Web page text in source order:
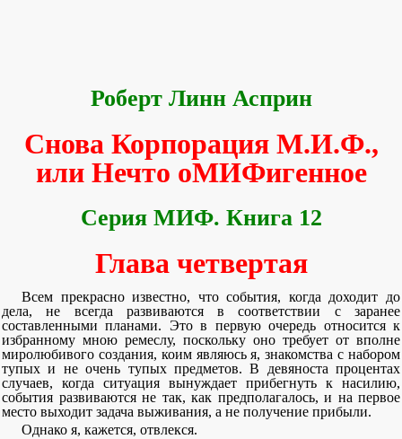
Роберт Линн Асприн
Снова Корпорация М.И.Ф.,
или Нечто оМИФигенное
Серия МИФ. Книга 12
Глава четвертая
Всем прекрасно известно, что события, когда доходит до
дела, не всегда развиваются в соответствии с заранее
составленными планами. Это в первую очередь относится к
избранному мною ремеслу, поскольку оно требует от вполне
миролюбивого создания, коим являюсь я, знакомства с набором
тупых и не очень тупых предметов. В девяноста процентах
случаев, когда ситуация вынуждает прибегнуть к насилию,
события развиваются не так, как предполагалось, и на первое
место выходит задача выживания, а не получение прибыли.
Однако я, кажется, отвлекся.